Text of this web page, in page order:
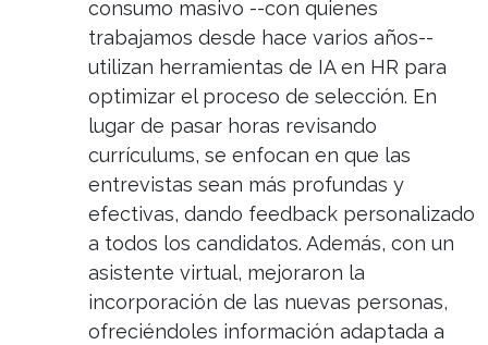
consumo masivo --con quienes
trabajamos desde hace varios años--
utilizan herramientas de IA en HR para
optimizar el proceso de selección. En
lugar de pasar horas revisando
currículums, se enfocan en que las
entrevistas sean más profundas y
efectivas, dando feedback personalizado
a todos los candidatos. Además, con un
asistente virtual, mejoraron la
incorporación de las nuevas personas,
ofreciéndoles información adaptada a